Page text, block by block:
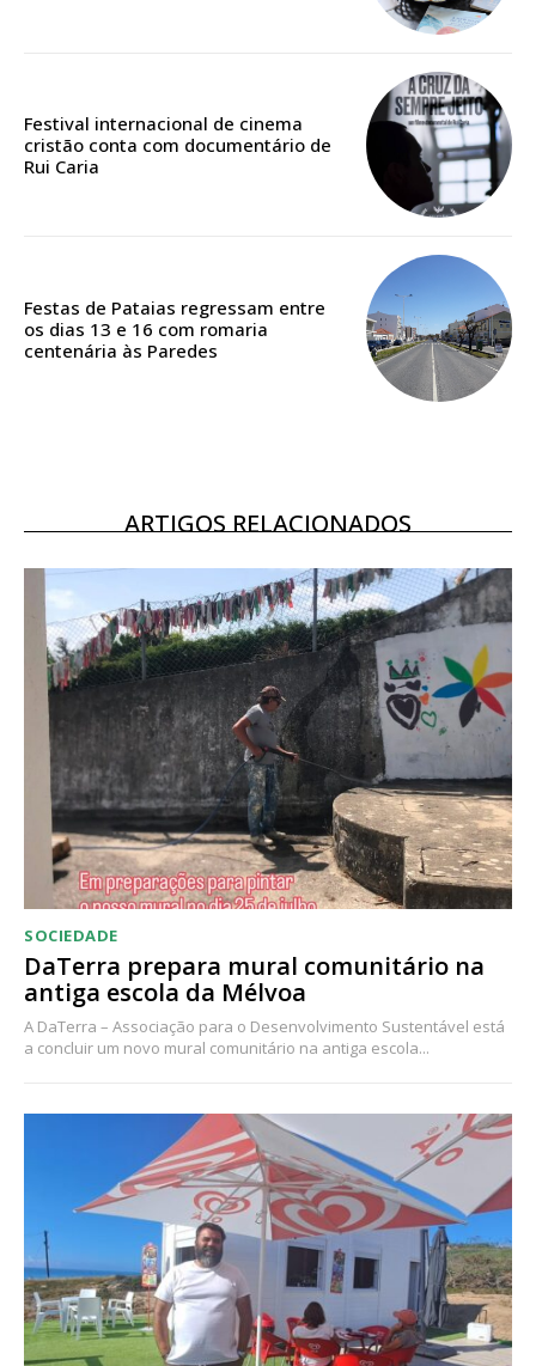
Acesso aos conteúdos Exclusivos para
assinantes
12 meses
Acesso ao conteúdo online
Acesso aos conteúdos Exclusivos para
assinantes
Ofertas para assinatura anual
Escolha o plano
Festival internacional de cinema
cristão conta com documentário de
Rui Caria
Festas de Pataias regressam entre
os dias 13 e 16 com romaria
centenária às Paredes
ARTIGOS RELACIONADOS
SOCIEDADE
DaTerra prepara mural comunitário na
antiga escola da Mélvoa
A DaTerra – Associação para o Desenvolvimento Sustentável está
a concluir um novo mural comunitário na antiga escola...